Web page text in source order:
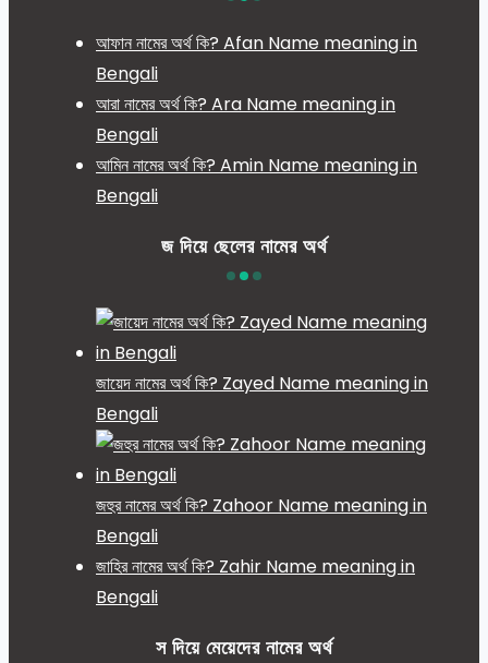
আফান নামের অর্থ কি? Afan Name meaning in
Bengali
আরা নামের অর্থ কি? Ara Name meaning in
Bengali
আমিন নামের অর্থ কি? Amin Name meaning in
Bengali
জ দিয়ে ছেলের নামের অর্থ
জায়েদ নামের অর্থ কি? Zayed Name meaning in
Bengali
জহুর নামের অর্থ কি? Zahoor Name meaning in
Bengali
জাহির নামের অর্থ কি? Zahir Name meaning in
Bengali
স দিয়ে মেয়েদের নামের অর্থ